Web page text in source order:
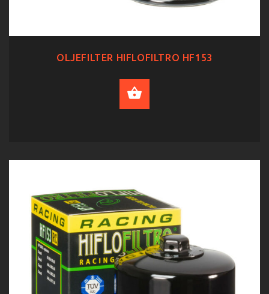
OLJEFILTER HIFLOFILTRO HF153